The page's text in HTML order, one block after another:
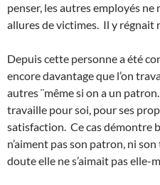
penser, les autres employés ne
allures de victimes. Il y régnait
Depuis cette personne a été
encore davantage que l’on
autres ¨même si on a un
travaille pour soi, pour ses
satisfaction. Ce cas démontre
n’aiment pas son patron, ni
doute elle ne s’aimait pas elle-